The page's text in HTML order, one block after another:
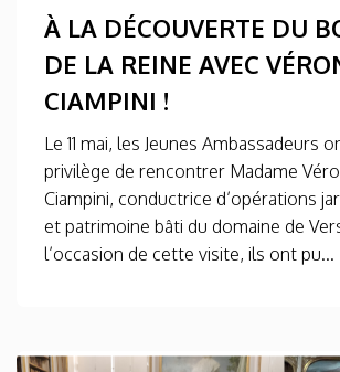
À LA DÉCOUVERTE DU
DE LA REINE AVEC
CIAMPINI !
Le 11 mai, les Jeunes Ambassadeurs
privilège de rencontrer Madame
Ciampini, conductrice d’opérations
et patrimoine bâti du domaine de
l’occasion de cette visite, ils ont pu...